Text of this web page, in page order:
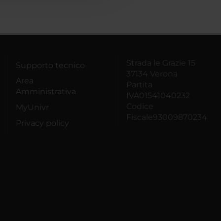
Supporto tecnico
Area
Amministrativa
MyUnivr
Privacy policy
Strada le Grazie 15
37134 Verona
Partita
IVA01541040232
Codice
Fiscale93009870234